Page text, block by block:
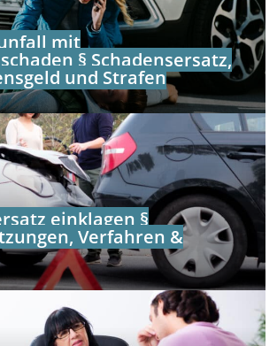
mit
§ Schadensersatz,
und Strafen
einklagen §
Verfahren &